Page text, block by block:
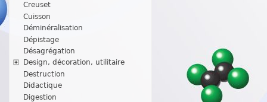
Creuset
Cuisson
Déminéralisation
Dépistage
Désagrégation
Design, décoration, utilitaire
Destruction
Didactique
Digestion